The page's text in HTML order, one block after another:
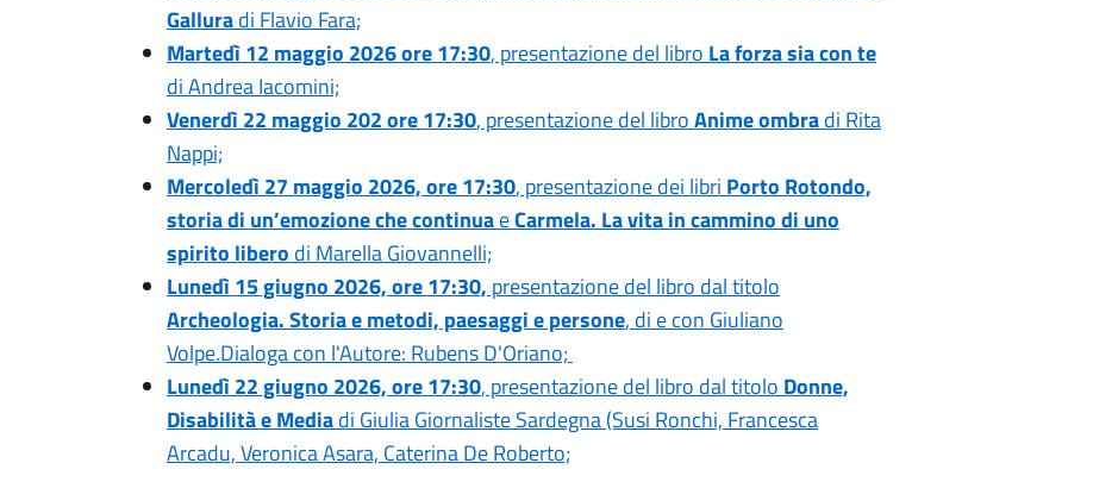
Galluradi Flavio Fara;
Martedì 12 maggio 2026 ore 17:30, presentazione del libro La forza sia con te
di Andrea Iacomini;
Venerdì 22 maggio 202 ore 17:30, presentazione del libroAnime ombradi Rita
Nappi;
Mercoledì 27 maggio 2026, ore 17:30, presentazione dei libri Porto Rotondo,
storia di un’emozione che continuaeCarmela. La vita in cammino di uno
spirito libero di Marella Giovannelli;
Lunedì 15 giugno 2026, ore 17:30, presentazione del libro dal titolo
Archeologia. Storia e metodi, paesaggi e persone, di e con Giuliano
Volpe.Dialoga con l'Autore: Rubens D'Oriano;
Lunedì 22 giugno 2026, ore 17:30, presentazione del libro dal titolo Donne,
Disabilità e Mediadi Giulia Giornaliste Sardegna (Susi Ronchi, Francesca
Arcadu, Veronica Asara, Caterina De Roberto;